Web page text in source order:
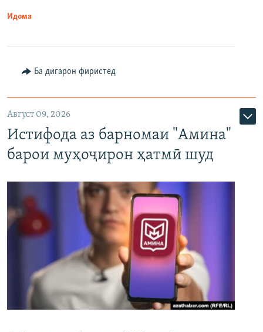
Идома
Ба дигарон фиристед
Август 09, 2026
Истифода аз барномаи "Амина"
барои муҳоҷирон ҳатмӣ шуд